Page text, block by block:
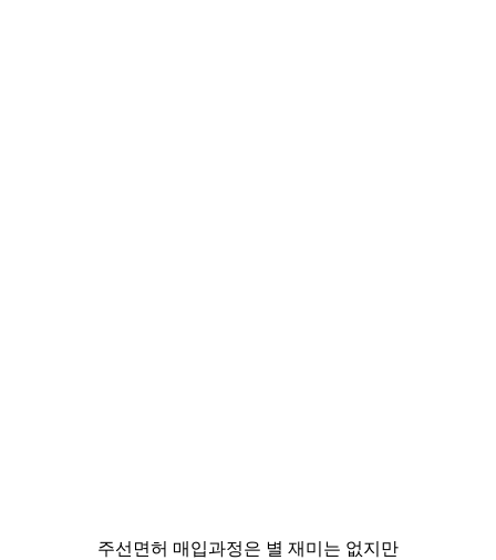
주선면허 매입과정은 별 재미는 없지만